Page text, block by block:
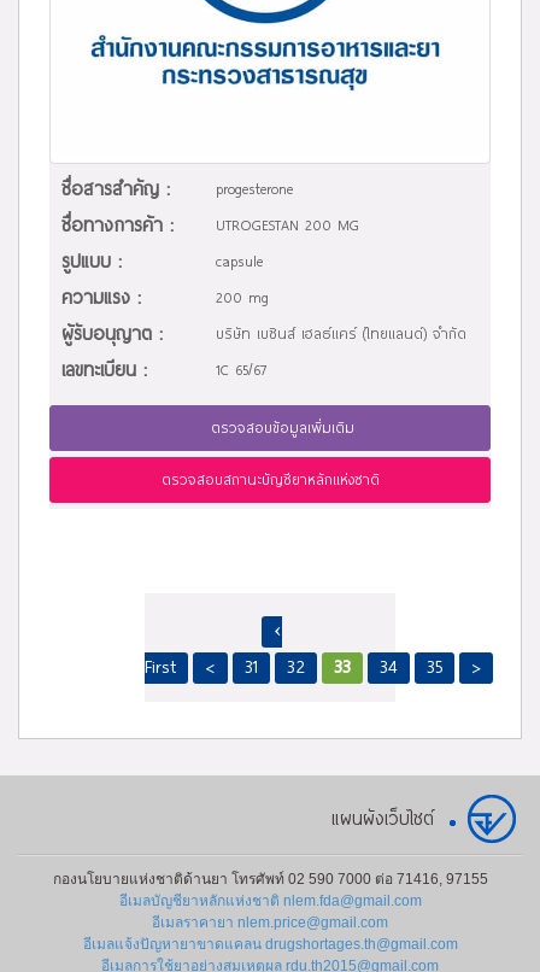
ชื่อสารสำคัญ : progesterone
ชื่อทางการค้า : UTROGESTAN 200 MG
รูปแบบ : capsule
ความแรง : 200 mg
ผู้รับอนุญาต : บริษัท เบซินส์ เฮลธ์แคร์ (ไทยแลนด์) จำกัด
เลขทะเบียน : 1C 65/67
ตรวจสอบข้อมูลเพิ่มเติม
ตรวจสอบสถานะบัญชียาหลักแห่งชาติ
‹
First
< 31 32 33 34 35 >
แผนผังเว็บไซต์
กองนโยบายแห่งชาติด้านยา โทรศัพท์ 02 590 7000 ต่อ 71416, 97155
อีเมลบัญชียาหลักแห่งชาติ nlem.fda@gmail.com
อีเมลราคายา nlem.price@gmail.com
อีเมลแจ้งปัญหายาขาดแคลน drugshortages.th@gmail.com
อีเมลการใช้ยาอย่างสมเหตุผล rdu.th2015@gmail.com